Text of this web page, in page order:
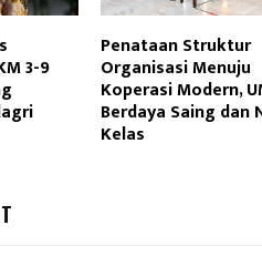
3-9
Penataan Struktur
Organisasi Menuju
Koperasi Modern,
Berdaya Saing dan
Kelas